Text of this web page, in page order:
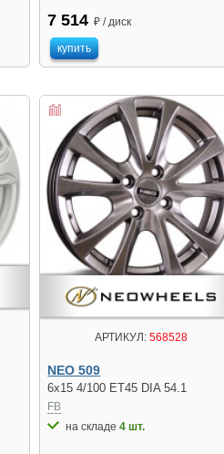
7 514 ₽ / диск
купить
АРТИКУЛ: 568528
NEO 509
6x15 4/100 ET45 DIA 54.1
FB
на складе4 шт.